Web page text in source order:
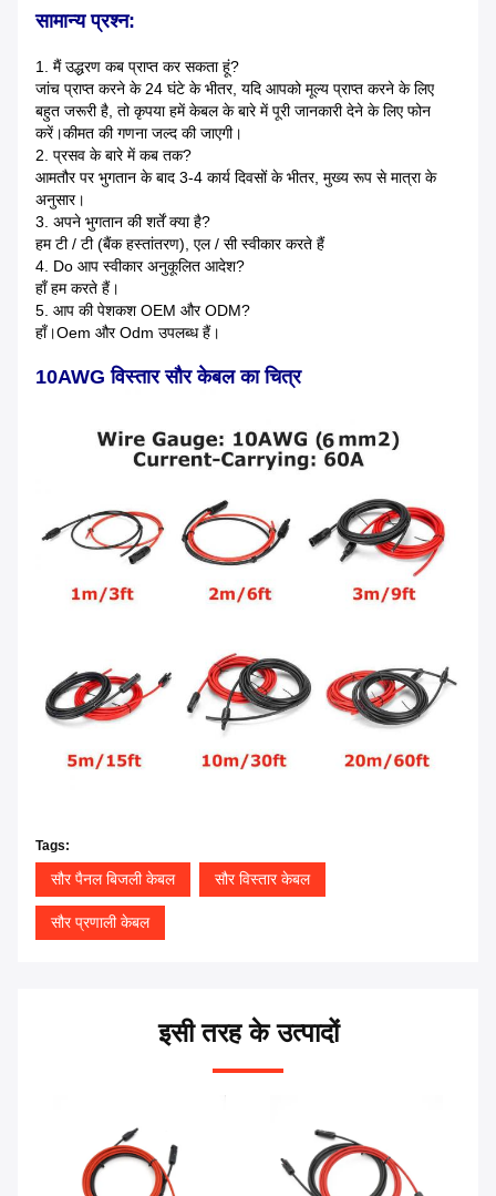
सामान्य प्रश्न:
1. मैं उद्धरण कब प्राप्त कर सकता हूं?
जांच प्राप्त करने के 24 घंटे के भीतर, यदि आपको मूल्य प्राप्त करने के लिए
बहुत जरूरी है, तो कृपया हमें केबल के बारे में पूरी जानकारी देने के लिए फोन
करें।कीमत की गणना जल्द की जाएगी।
2. प्रसव के बारे में कब तक?
आमतौर पर भुगतान के बाद 3-4 कार्य दिवसों के भीतर, मुख्य रूप से मात्रा के
अनुसार।
3. अपने भुगतान की शर्तें क्या है?
हम टी / टी (बैंक हस्तांतरण), एल / सी स्वीकार करते हैं
4. Do आप स्वीकार अनुकूलित आदेश?
हाँ हम करते हैं।
5. आप की पेशकश OEM और ODM?
हाँ।Oem और Odm उपलब्ध हैं।
10AWG विस्तार सौर केबल का चित्र
Tags:
सौर पैनल बिजली केबल सौर विस्तार केबल
सौर प्रणाली केबल
इसी तरह के उत्पादों